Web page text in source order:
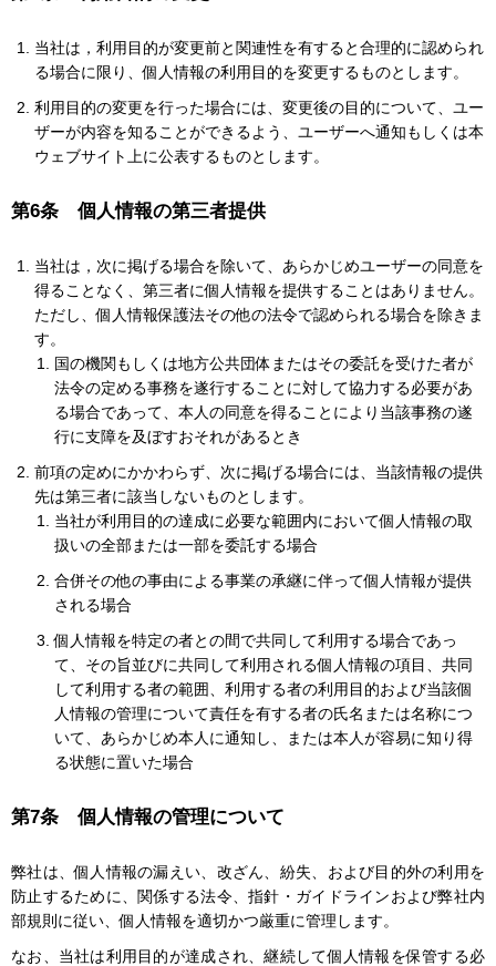
当社は，利用目的が変更前と関連性を有すると合理的に認められ
る場合に限り、個人情報の利用目的を変更するものとします。
利用目的の変更を行った場合には、変更後の目的について、ユー
ザーが内容を知ることができるよう、ユーザーへ通知もしくは本
ウェブサイト上に公表するものとします。
第6条 個人情報の第三者提供
当社は，次に掲げる場合を除いて、あらかじめユーザーの同意を
得ることなく、第三者に個人情報を提供することはありません。
ただし、個人情報保護法その他の法令で認められる場合を除きま
す。
国の機関もしくは地方公共団体またはその委託を受けた者が
法令の定める事務を遂行することに対して協力する必要があ
る場合であって、本人の同意を得ることにより当該事務の遂
行に支障を及ぼすおそれがあるとき
前項の定めにかかわらず、次に掲げる場合には、当該情報の提供
先は第三者に該当しないものとします。
当社が利用目的の達成に必要な範囲内において個人情報の取
扱いの全部または一部を委託する場合
合併その他の事由による事業の承継に伴って個人情報が提供
される場合
個人情報を特定の者との間で共同して利用する場合であっ
て、その旨並びに共同して利用される個人情報の項目、共同
して利用する者の範囲、利用する者の利用目的および当該個
人情報の管理について責任を有する者の氏名または名称につ
いて、あらかじめ本人に通知し、または本人が容易に知り得
る状態に置いた場合
第7条 個人情報の管理について
弊社は、個人情報の漏えい、改ざん、紛失、および目的外の利用を
防止するために、関係する法令、指針・ガイドラインおよび弊社内
部規則に従い、個人情報を適切かつ厳重に管理します。
なお、当社は利用目的が達成され、継続して個人情報を保管する必